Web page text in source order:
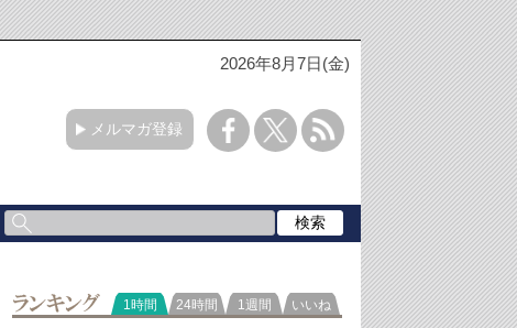
2026年8月7日(金)
メルマガ登録
ランキング
1時間 24時間 1週間 いいね